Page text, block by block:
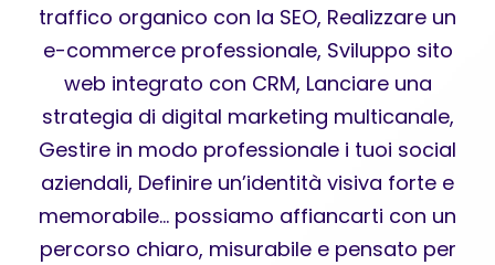
traffico organico con la SEO, Realizzare un
e-commerce professionale, Sviluppo sito
web integrato con CRM, Lanciare una
strategia di digital marketing multicanale,
Gestire in modo professionale i tuoi social
aziendali, Definire un’identità visiva forte e
memorabile… possiamo affiancarti con un
percorso chiaro, misurabile e pensato per